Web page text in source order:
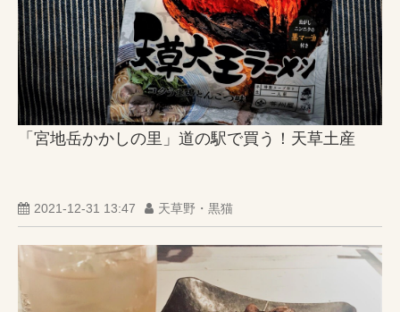
「宮地岳かかしの里」道の駅で買う！天草土産
2021-12-31 13:47 天草野・黒猫